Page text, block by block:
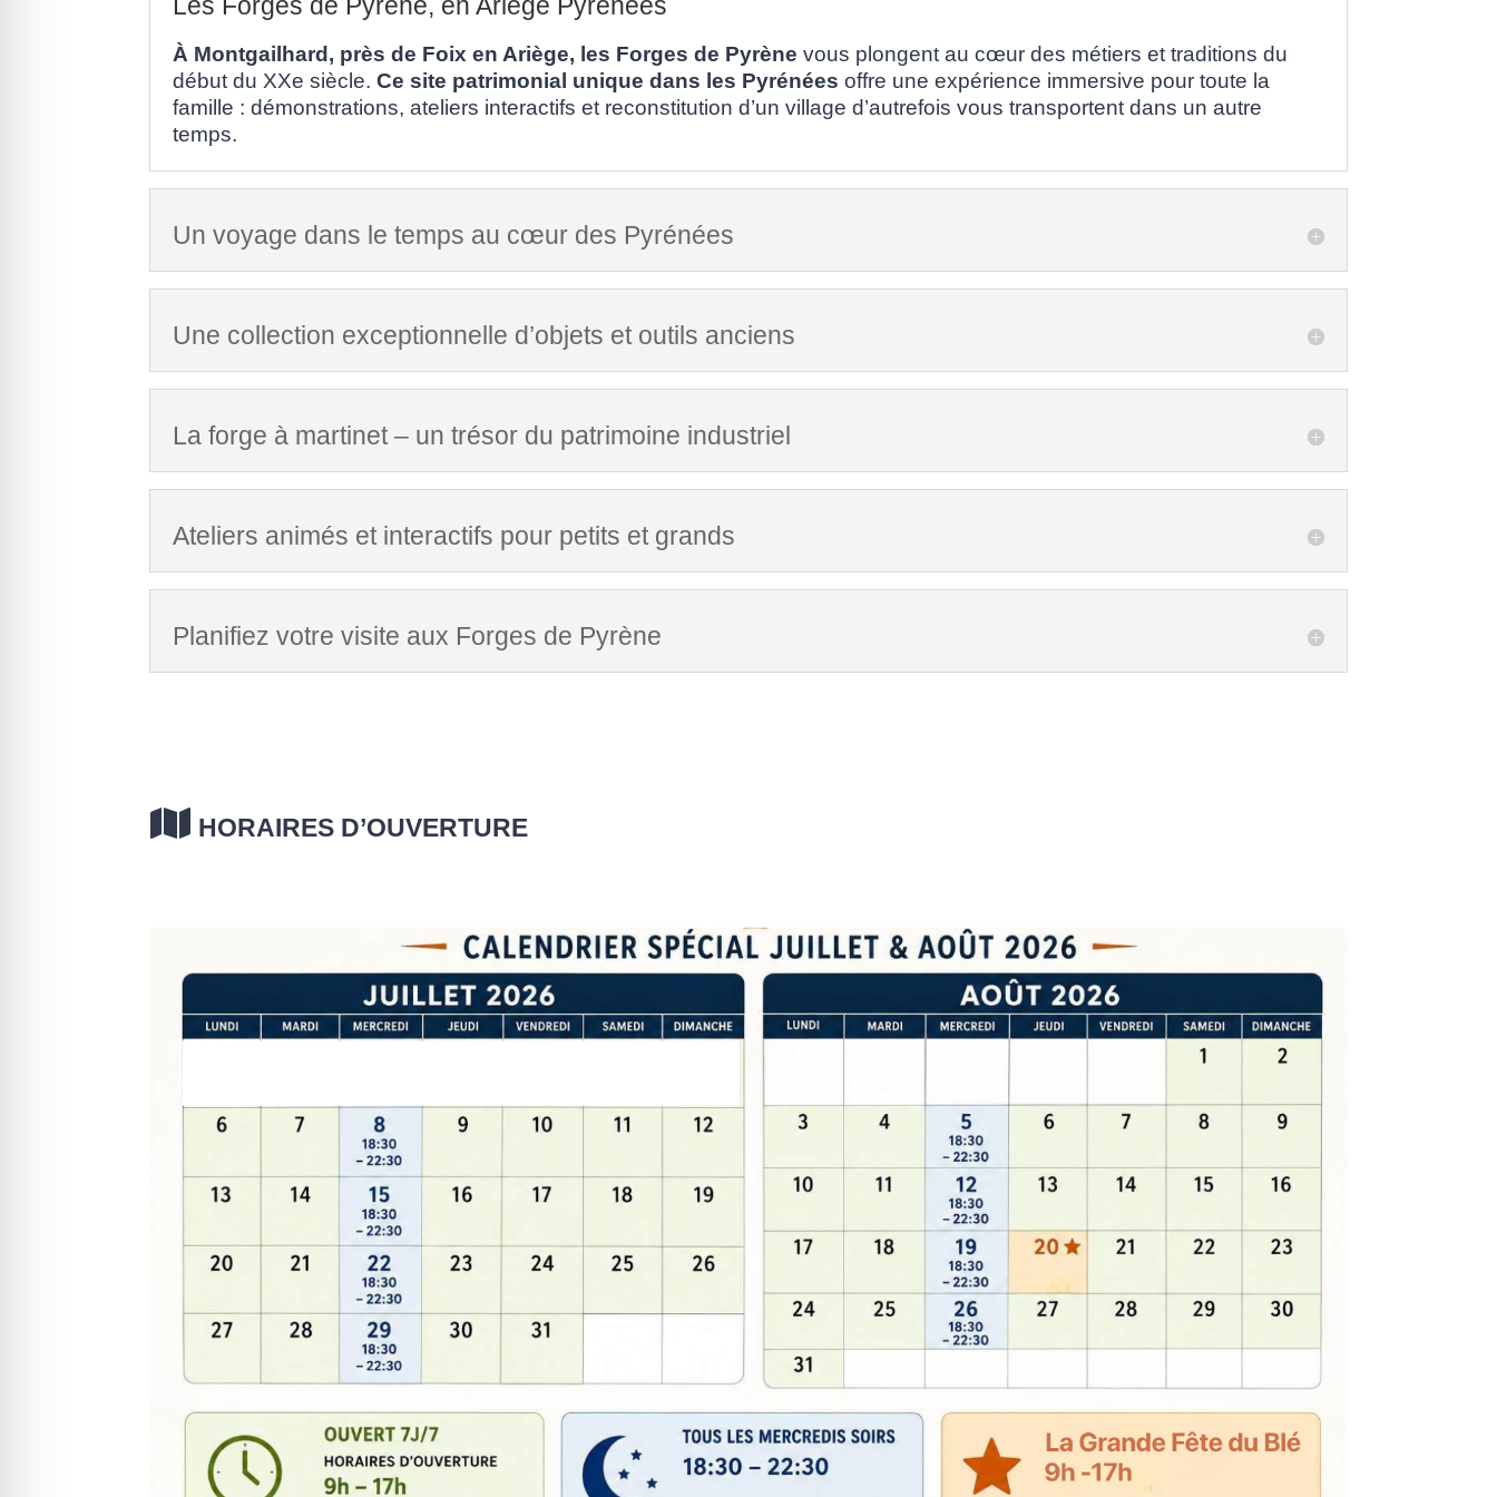
À Montgailhard, près de Foix en Ariège, les Forges de Pyrène vous plongent au cœur des métiers et traditions du
début du XXe siècle.Ce site patrimonial unique dans les Pyrénées offre une expérience immersive pour toute la
famille : démonstrations, ateliers interactifs et reconstitution d’un village d’autrefois vous transportent dans un autre
temps.
Un voyage dans le temps au cœur des Pyrénées
Une collection exceptionnelle d’objets et outils anciens
La forge à martinet – un trésor du patrimoine industriel
Ateliers animés et interactifs pour petits et grands
Planifiez votre visite aux Forges de Pyrène
 HORAIRES D’OUVERTURE